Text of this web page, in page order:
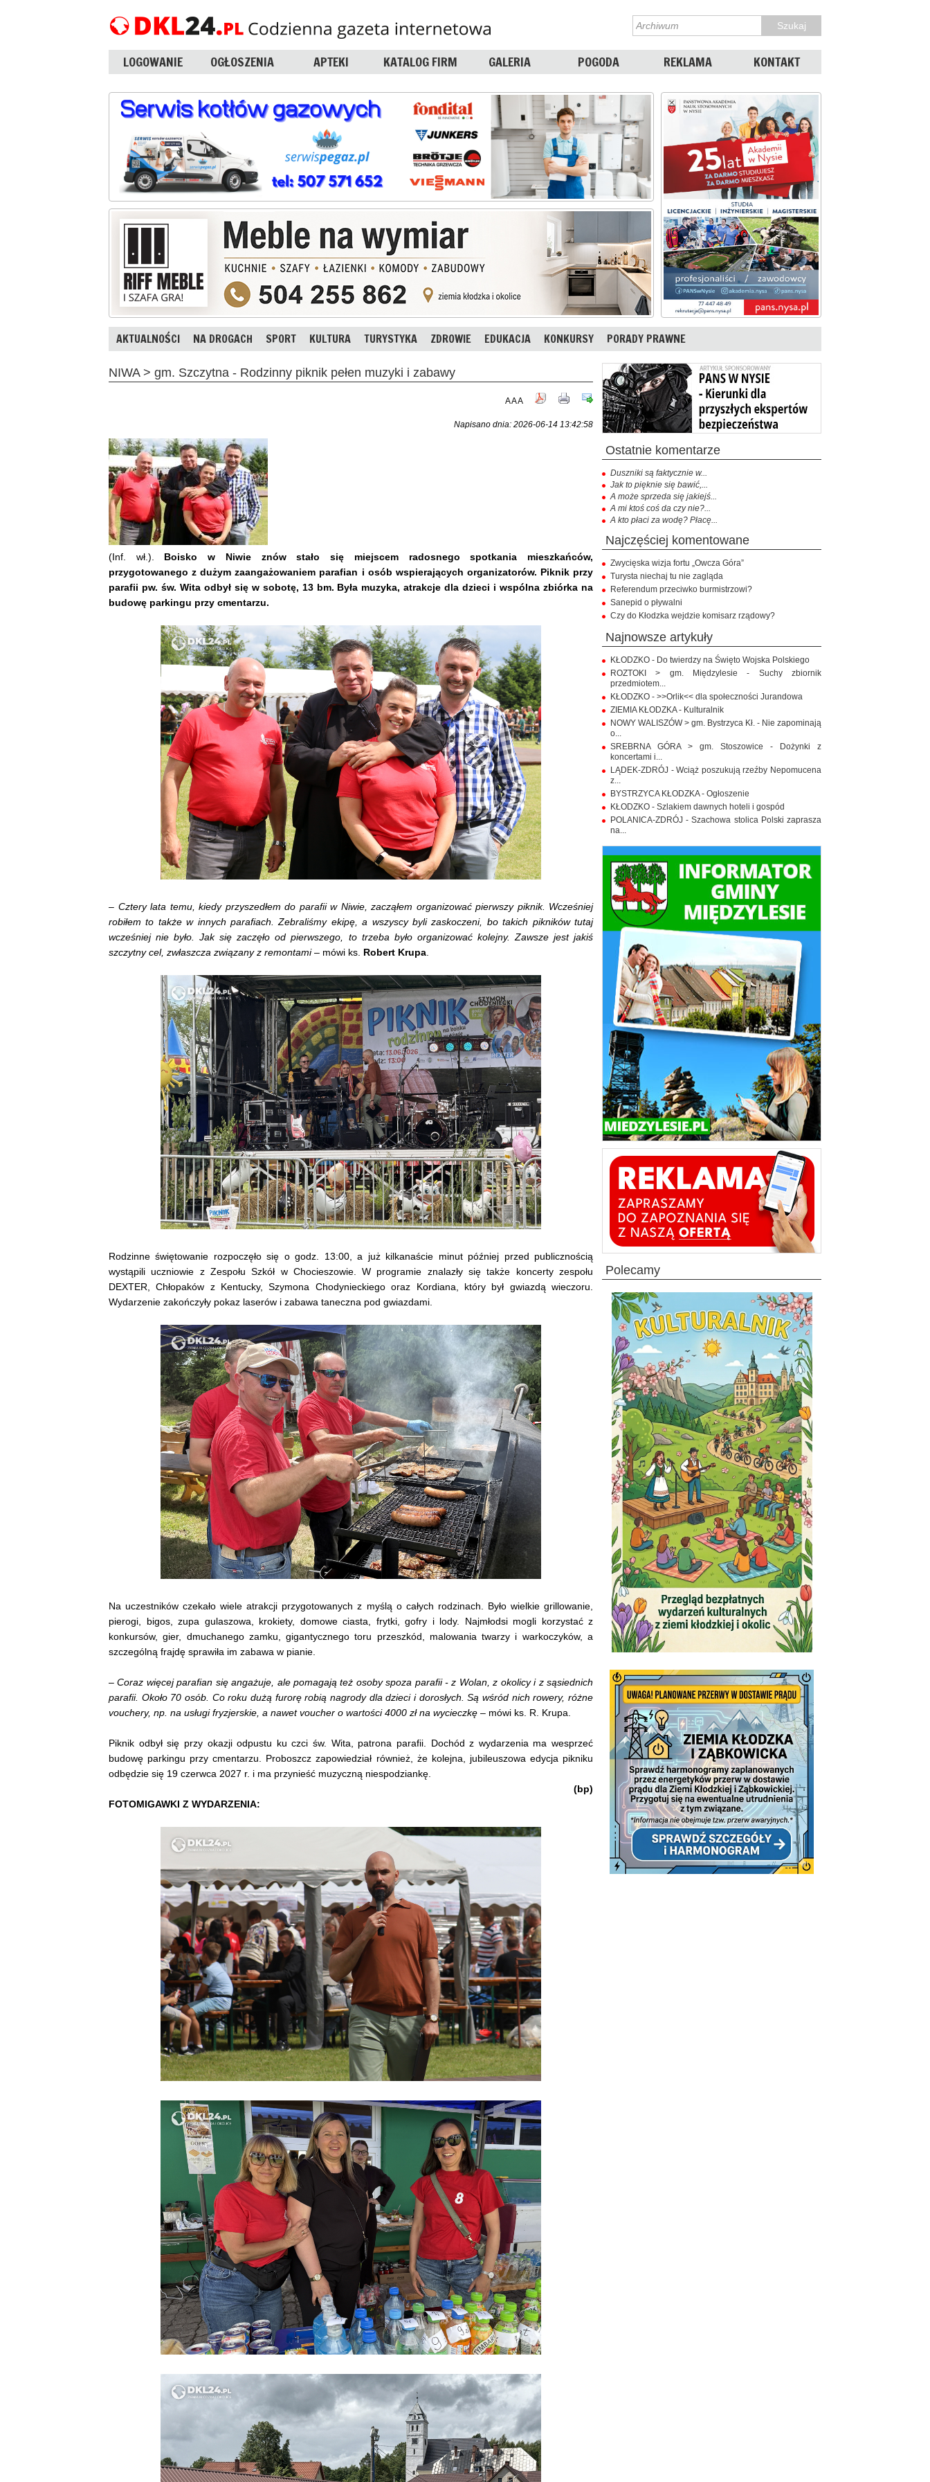
LOGOWANIE OGŁOSZENIA APTEKI KATALOG FIRM GALERIA POGODA REKLAMA KONTAKT
AKTUALNOŚCI NA DROGACH SPORT KULTURA TURYSTYKA ZDROWIE EDUKACJA KONKURSY PORADY PRAWNE
NIWA > gm. Szczytna - Rodzinny piknik pełen muzyki i zabawy
AAA
Napisano dnia: 2026-06-14 13:42:58
(Inf. wł.). Boisko w Niwie znów stało się miejscem radosnego spotkania mieszkańców,
przygotowanego z dużym zaangażowaniem parafian i osób wspierających organizatorów. Piknik przy
parafii pw. św. Wita odbył się w sobotę, 13 bm. Była muzyka, atrakcje dla dzieci i wspólna zbiórka na
budowę parkingu przy cmentarzu.
– Cztery lata temu, kiedy przyszedłem do parafii w Niwie, zacząłem organizować pierwszy piknik. Wcześniej
robiłem to także w innych parafiach. Zebraliśmy ekipę, a wszyscy byli zaskoczeni, bo takich pikników tutaj
wcześniej nie było. Jak się zaczęło od pierwszego, to trzeba było organizować kolejny. Zawsze jest jakiś
szczytny cel, zwłaszcza związany z remontami– mówi ks. Robert Krupa
Rodzinne świętowanie rozpoczęło się o godz. 13:00, a już kilkanaście minut później przed publicznością
wystąpili uczniowie z Zespołu Szkół w Chocieszowie. W programie znalazły się także koncerty zespołu
DEXTER, Chłopaków z Kentucky, Szymona Chodynieckiego oraz Kordiana, który był gwiazdą wieczoru.
Wydarzenie zakończyły pokaz laserów i zabawa taneczna pod gwiazdami.
Na uczestników czekało wiele atrakcji przygotowanych z myślą o całych rodzinach. Było wielkie grillowanie,
pierogi, bigos, zupa gulaszowa, krokiety, domowe ciasta, frytki, gofry i lody. Najmłodsi mogli korzystać z
konkursów, gier, dmuchanego zamku, gigantycznego toru przeszkód, malowania twarzy i warkoczyków, a
szczególną frajdę sprawiła im zabawa w pianie.
–Coraz więcej parafian się angażuje, ale pomagają też osoby spoza parafii - z Wolan, z okolicy i z sąsiednich
parafii. Około 70 osób. Co roku dużą furorę robią nagrody dla dzieci i dorosłych. Są wśród nich rowery, różne
vouchery, np. na usługi fryzjerskie, a nawet voucher o wartości 4000 zł na wycieczkę – mówi ks. R. Krupa.
Piknik odbył się przy okazji odpustu ku czci św. Wita, patrona parafii. Dochód z wydarzenia ma wesprzeć
budowę parkingu przy cmentarzu. Proboszcz zapowiedział również, że kolejna, jubileuszowa edycja pikniku
odbędzie się 19 czerwca 2027 r. i ma przynieść muzyczną niespodziankę.
(bp)
FOTOMIGAWKI Z WYDARZENIA:
ostatnie komentarze
Duszniki są faktycznie w...
Jak to pięknie się bawić,...
A może sprzeda się jakiejś...
A mi ktoś coś da czy nie?...
A kto płaci za wodę? Płacę...
najczęściej komentowane
Zwycięska wizja fortu „Owcza Góra”
Turysta niechaj tu nie zagląda
Referendum przeciwko burmistrzowi?
Sanepid o pływalni
Czy do Kłodzka wejdzie komisarz rządowy?
najnowsze artykuły
KŁODZKO - Do twierdzy na Święto Wojska Polskiego
ROZTOKI > gm. Międzylesie - Suchy zbiornik
przedmiotem...
KŁODZKO - >>Orlik<< dla społeczności Jurandowa
ZIEMIA KŁODZKA - Kulturalnik
NOWY WALISZÓW > gm. Bystrzyca Kł. - Nie zapominają
o...
SREBRNA GÓRA > gm. Stoszowice - Dożynki z
koncertami i...
LĄDEK-ZDRÓJ - Wciąż poszukują rzeźby Nepomucena
z...
BYSTRZYCA KŁODZKA - Ogłoszenie
KŁODZKO - Szlakiem dawnych hoteli i gospód
POLANICA-ZDRÓJ - Szachowa stolica Polski zaprasza
na...
polecamy